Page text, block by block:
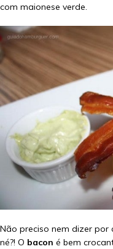
com maionese verde.
Não preciso nem dizer por
né?! O bacon é bem